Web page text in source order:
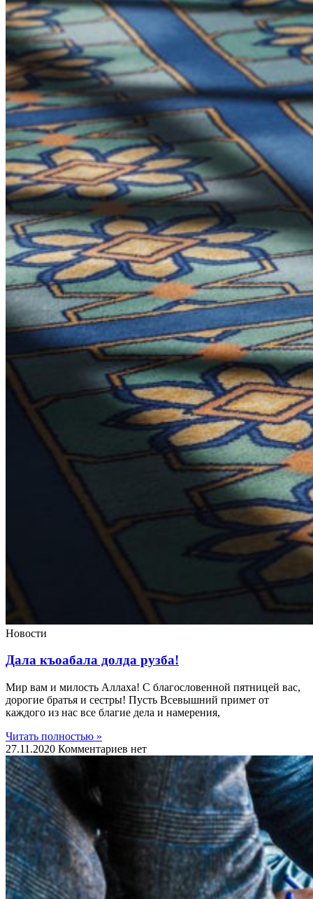
Новости
Дала къоабала долда рузба!
Мир вам и милость Аллаха! С благословенной пятницей вас,
дорогие братья и сестры! Пусть Всевышний примет от
каждого из нас все благие дела и намерения,
Читать полностью »
27.11.2020 Комментариев нет